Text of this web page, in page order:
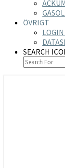
ÖVRIGT
SEARCH